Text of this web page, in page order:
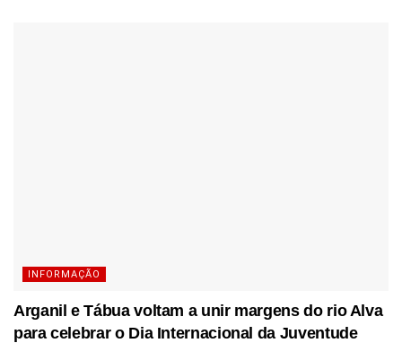
INFORMAÇÃO
Arganil e Tábua voltam a unir margens do rio Alva
para celebrar o Dia Internacional da Juventude